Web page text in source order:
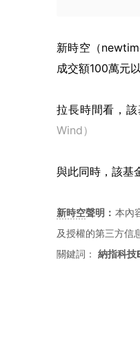
新時空（
成交額100萬元
拉長時間看，
Wind）
與此同時，該基
新時空聲明： 本內
及授權的第三方信
關鍵詞： 納指科技